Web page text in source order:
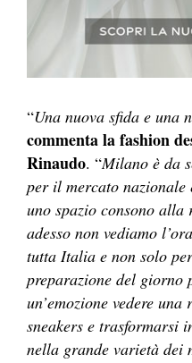
“Una nuova sfida e una
commenta la fashion
Rinaudo. “Milano è da
per il mercato
uno spazio consono alla
adesso non vediamo
tutta Italia e non solo
preparazione del giorno
un’emozione vedere
sneakers e trasformarsi
nella grande varietà dei